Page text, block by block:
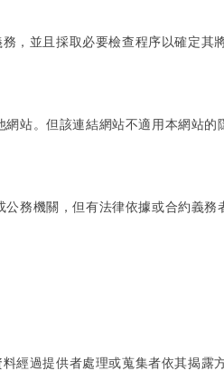
，並且採取必要檢查程序以確定其
站。但該連結網站不適用本網站的
務機關，但有法律依據或合約義務
經過提供者處理或蒐集者依其揭露